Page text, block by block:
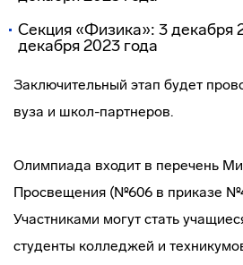
Секция «Физика»: 3 декабря
декабря 2023 года
Заключительный этап будет
вуза и школ-партнеров.
Олимпиада входит в перечень
Просвещения (№606 в приказе
Участниками могут стать
студенты колледжей и